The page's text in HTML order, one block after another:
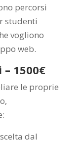
percorsi
studenti
vogliono
web.
1500€
le proprie
dal